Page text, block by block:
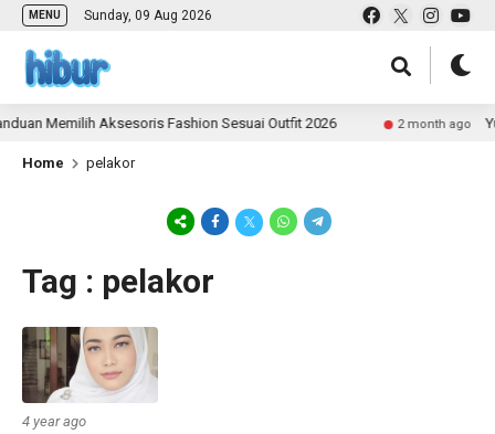
MENU Sunday, 09 Aug 2026
Memilih Aksesoris Fashion Sesuai Outfit 2026 2 month ago
Home pelakor
Tag : pelakor
4 year ago